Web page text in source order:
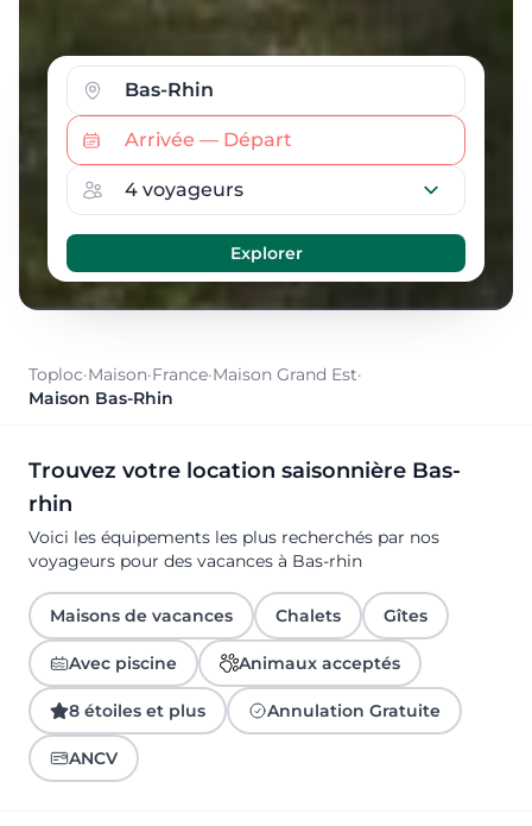
Toploc·Maison·France·Maison Grand Est·
Maison Bas-Rhin
Trouvez votre location saisonnière Bas-
rhin
Voici les équipements les plus recherchés par nos
voyageurs pour des vacances à Bas-rhin
Maisons de vacances Chalets Gîtes
Avec piscine Animaux acceptés
8 étoiles et plus Annulation Gratuite
ANCV